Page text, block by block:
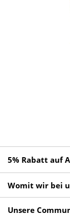
5% Rabatt auf
Womit wir bei
Unsere